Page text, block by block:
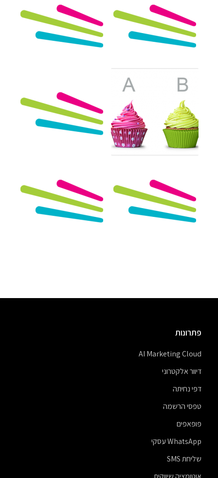
פתרונות
AI Marketing Cloud
דיוור אלקטרוני
דפי נחיתה
טפסי הרשמה
פופאפים
WhatsApp עסקי
שליחת SMS